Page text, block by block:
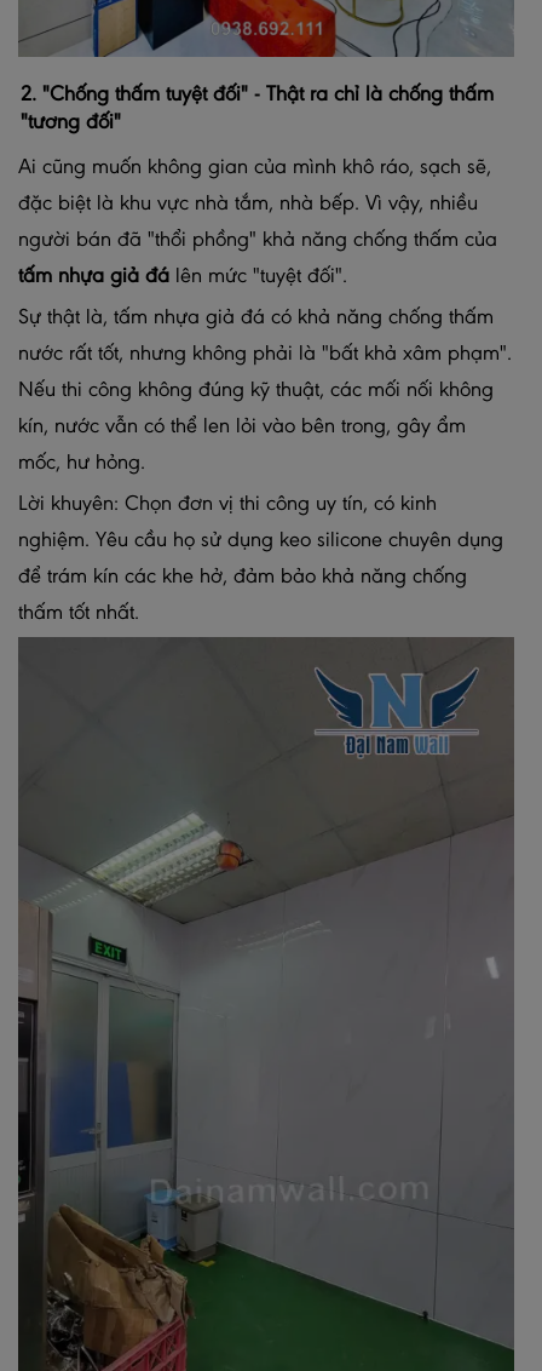
2. "Chống thấm tuyệt đối" - Thật ra chỉ là chống thấm
"tương đối"
Ai cũng muốn không gian của mình khô ráo, sạch sẽ,
đặc biệt là khu vực nhà tắm, nhà bếp. Vì vậy, nhiều
người bán đã "thổi phồng" khả năng chống thấm của
tấm nhựa giả đá lên mức "tuyệt đối".
Sự thật là, tấm nhựa giả đá có khả năng chống thấm
nước rất tốt, nhưng không phải là "bất khả xâm phạm".
Nếu thi công không đúng kỹ thuật, các mối nối không
kín, nước vẫn có thể len lỏi vào bên trong, gây ẩm
mốc, hư hỏng.
Lời khuyên: Chọn đơn vị thi công uy tín, có kinh
nghiệm. Yêu cầu họ sử dụng keo silicone chuyên dụng
để trám kín các khe hở, đảm bảo khả năng chống
thấm tốt nhất.